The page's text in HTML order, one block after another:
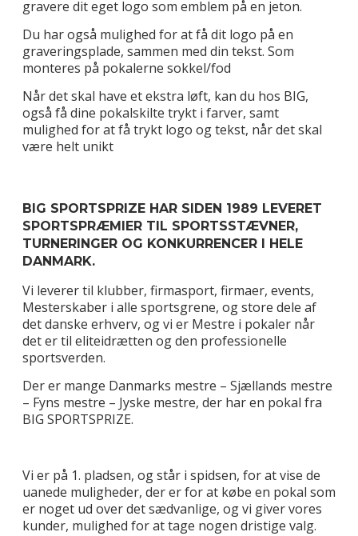
gravere dit eget logo som emblem på en jeton.
Du har også mulighed for at få dit logo på en
graveringsplade, sammen med din tekst. Som
monteres på pokalerne sokkel/fod
Når det skal have et ekstra løft, kan du hos BIG,
også få dine pokalskilte trykt i farver, samt
mulighed for at få trykt logo og tekst, når det skal
være helt unikt
BIG SPORTSPRIZE HAR SIDEN 1989 LEVERET
SPORTSPRÆMIER TIL SPORTSSTÆVNER,
TURNERINGER OG KONKURRENCER I HELE
DANMARK.
Vi leverer til klubber, firmasport, firmaer, events,
Mesterskaber i alle sportsgrene, og store dele af
det danske erhverv, og vi er Mestre i pokaler når
det er til eliteidrætten og den professionelle
sportsverden.
Der er mange Danmarks mestre – Sjællands mestre
– Fyns mestre – Jyske mestre, der har en pokal fra
BIG SPORTSPRIZE.
Vi er på 1. pladsen, og står i spidsen, for at vise de
uanede muligheder, der er for at købe en pokal som
er noget ud over det sædvanlige, og vi giver vores
kunder, mulighed for at tage nogen dristige valg.